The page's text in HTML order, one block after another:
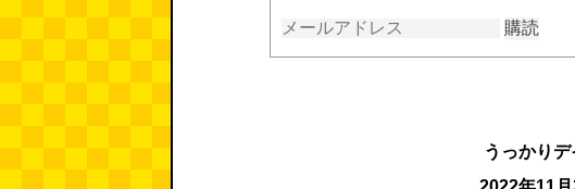
購読
うっかり